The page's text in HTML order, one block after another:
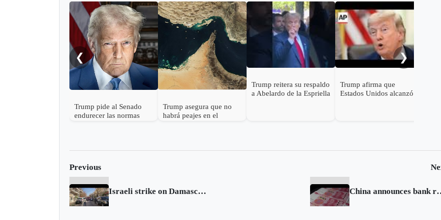
❮
Trump pide al Senado
endurecer las normas
Trump asegura que no
habrá peajes en el
Trump reitera su respaldo
a Abelardo de la Espriella
Trump afirma que
Estados Unidos alcanzó
❯
Previous
Israeli strike on Damascus kills 4 Revolutionary Guards China